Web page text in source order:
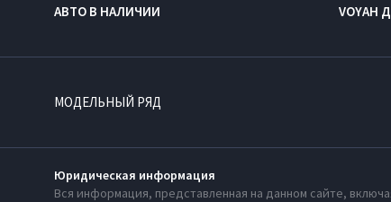
АВТО В НАЛИЧИИ VOYAH
МОДЕЛЬНЫЙ РЯД
Юридическая информация
Вся информация, представленная на данном сайте,